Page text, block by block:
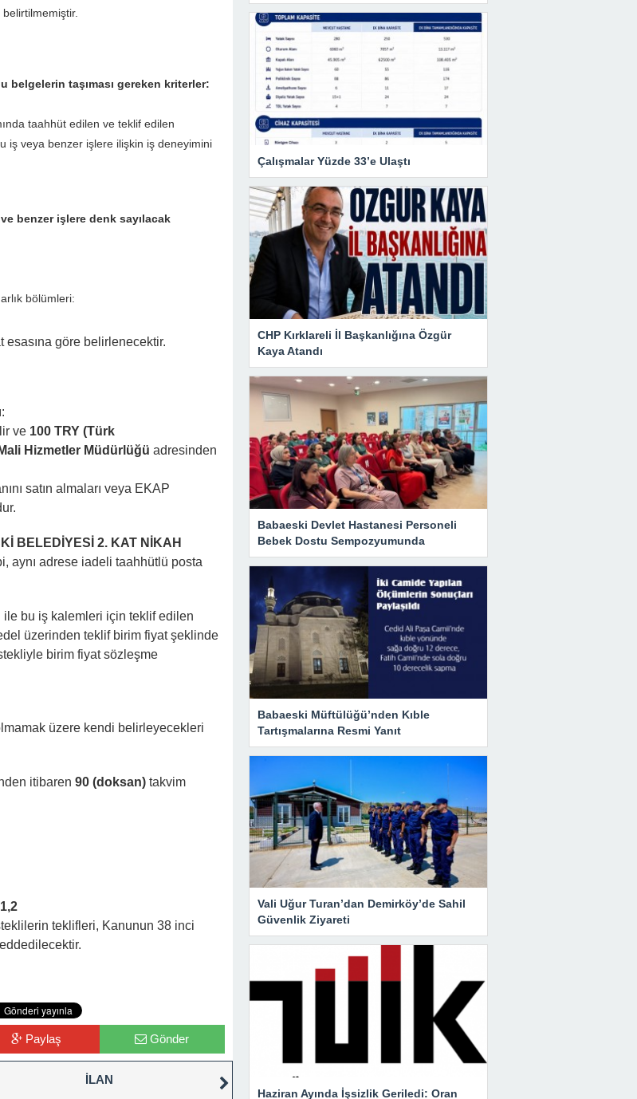
taşıması gereken kriterler:
taahhüt edilen ve teklif edilen
iş veya benzer işlere ilişkin iş deneyimini
benzer işlere denk sayılacak
bölümleri:
esasına göre belirlenecektir.
ve 100 TRY (Türk
Hizmetler Müdürlüğü adresinden
satın almaları veya EKAP
BELEDİYESİ 2. KAT NİKAH
aynı adrese iadeli taahhütlü posta
ile bu iş kalemleri için teklif edilen
üzerinden teklif birim fiyat şeklinde
birim fiyat sözleşme
üzere kendi belirleyecekleri
itibaren 90 (doksan) takvim
1,2
teklifleri, Kanunun 38 inci
Paylaş Gönder
İLAN
Çalışmalar Yüzde 33’e Ulaştı
CHP Kırklareli İl Başkanlığına Özgür
Kaya Atandı
Babaeski Devlet Hastanesi Personeli
Bebek Dostu Sempozyumunda
Babaeski Müftülüğü’nden Kıble
Tartışmalarına Resmi Yanıt
Vali Uğur Turan’dan Demirköy’de Sahil
Güvenlik Ziyareti
Haziran Ayında İşsizlik Geriledi: Oran